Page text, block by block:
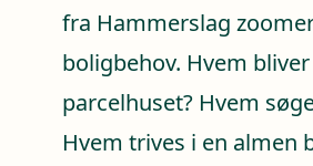
fra Hammerslag
boligbehov. Hvem
parcelhuset? Hvem
Hvem trives i en almen